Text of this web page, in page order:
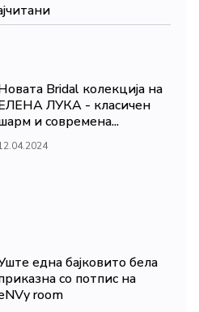
Bridal колекција на
ЛУКА - класичен
и современа...
една бајковито бела
со потпис на
room